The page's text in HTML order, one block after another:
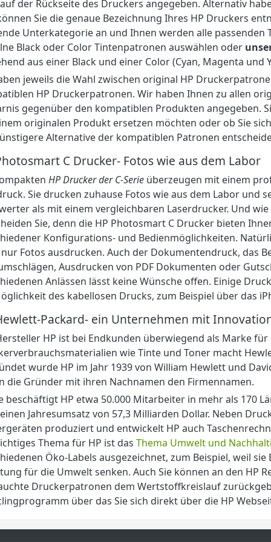
der Rückseite des Druckers angegeben. Alternativ
Sie die genaue Bezeichnung Ihres HP Druckers
Unterkategorie an und Ihnen werden alle
Black oder Color Tintenpatronen auswählen oder
aus einer Black und einer Color (Cyan, Magenta und
jeweils die Wahl zwischen original HP
HP Druckerpatronen. Wir haben Ihnen zu allen
gegenüber den kompatiblen Produkten angegeben.
originalen Produkt ersetzen möchten oder ob Sie
Alternative der kompatiblen Patronen
C Drucker- Fotos wie aus dem Labor
HP Drucker der C-Serieüberzeugen mit einem
Sie drucken zuhause Fotos wie aus dem Labor und
als mit einem vergleichbaren Laserdrucker. Und
Sie, denn die HP Photosmart C Drucker bieten
Konfigurations- und Bedienmöglichkeiten.
Fotos ausdrucken. Auch der Dokumentendruck, das
Ausdrucken von PDF Dokumenten oder
Anlässen lässt keine Wünsche offen. Einige
des kabellosen Drucks, zum Beispiel über das
Packard- ein Unternehmen mit
HP ist bei Endkunden überwiegend als Marke
wie Tinte und Toner macht
wurde HP im Jahr 1939 von William Hewlett und
die Gründer mit ihren Nachnamen den Firmennamen.
beschäftigt HP etwa 50.000 Mitarbeiter in mehr als 170
Jahresumsatz von 57,3 Milliarden Dollar. Neben
produziert und entwickelt HP auch
Thema für HP ist das Thema Umwelt und
Öko-Labels ausgezeichnet, zum Beispiel, weil
für die Umwelt senken. Auch Sie können an den HP
Druckerpatronen dem Wertstoffkreislauf
über das Sie sich direkt über die HP